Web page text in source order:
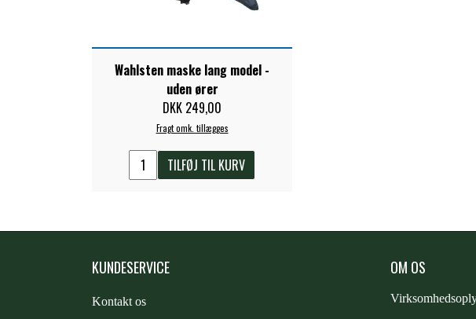
Wahlsten maske lang model -
uden ører
DKK 249,00
Fragt omk. tillægges
TILFØJ TIL KURV
KUNDESERVICE
Kontakt os
OM OS